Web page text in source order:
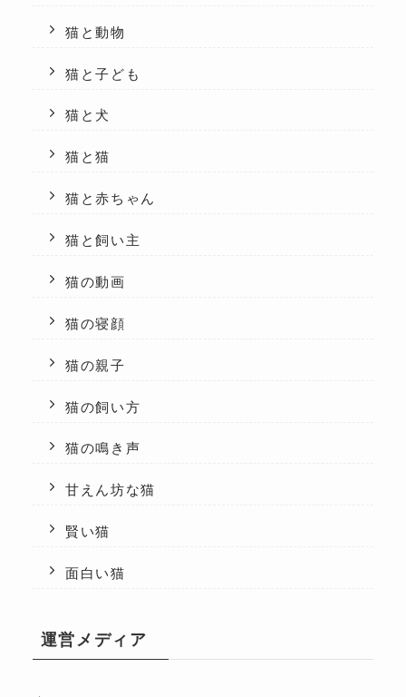
猫と動物
猫と子ども
猫と犬
猫と猫
猫と赤ちゃん
猫と飼い主
猫の動画
猫の寝顔
猫の親子
猫の飼い方
猫の鳴き声
甘えん坊な猫
賢い猫
面白い猫
運営メディア